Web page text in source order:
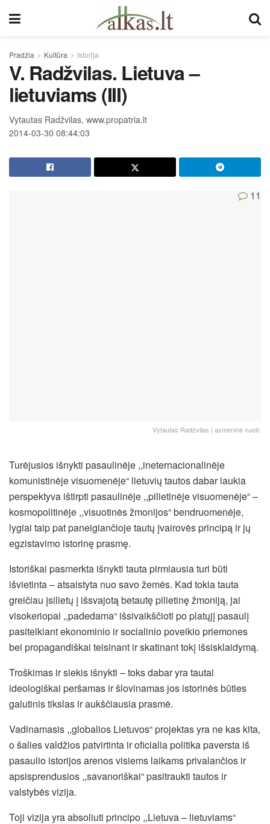
Pradžia Kultūra Istorija
V. Radžvilas. Lietuva –
lietuviams (III)
Vytautas Radžvilas, www.propatria.lt
2014-03-30 08:44:03
11
Vytautas Radžvilas | asmeninė nuotr.
Turėjusios išnykti pasaulinėje ,,ineternacionalinėje
komunistinėje visuomenėje“ lietuvių tautos dabar laukia
perspektyva ištirpti pasaulinėje ,,pilietinėje visuomenėje“ –
kosmopolitinėje ,,visuotinės žmonijos“ bendruomenėje,
lygiai taip pat paneigiančioje tautų įvairovės principą ir jų
egzistavimo istorinę prasmę.
Istoriškai pasmerkta išnykti tauta pirmiausia turi būti
išvietinta – atsaistyta nuo savo žemės. Kad tokia tauta
greičiau įsilietų į išsvajotą betautę pilietinę žmoniją, jai
visokeriopai ,,padedama“ išsivaikščioti po platųjį pasaulį
pasitelkiant ekonominio ir socialinio poveikio priemones
bei propagandiškai teisinant ir skatinant tokį išsisklaidymą.
Troškimas ir siekis išnykti – toks dabar yra tautai
ideologiškai peršamas ir šlovinamas jos istorinės būties
galutinis tikslas ir aukščiausia prasmė.
Vadinamasis ,,globalios Lietuvos“ projektas yra ne kas kita,
o šalies valdžios patvirtinta ir oficialia politika paversta iš
pasaulio istorijos arenos visiems laikams privalančios ir
apsisprendusios ,,savanoriškai“ pasitraukti tautos ir
valstybės vizija.
Toji vizija yra absoliuti principo ,,Lietuva – lietuviams“